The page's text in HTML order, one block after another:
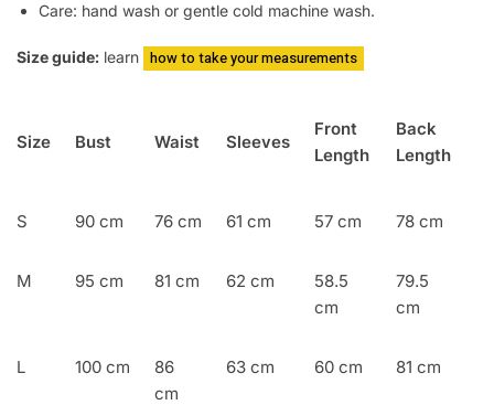
Care: hand wash or gentle cold machine wash.
Size guide: learn how to take your measurements
Size Bust Waist Sleeves
Front
Length
Back
Length
S 90 cm 76 cm 61 cm 57 cm 78 cm
M 95 cm 81 cm 62 cm
58.5
cm
79.5
cm
L 100 cm
86
cm
63 cm 60 cm 81 cm